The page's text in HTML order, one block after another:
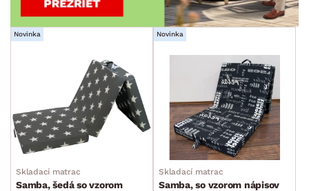
Novinka
Skladací matrac
Samba, šedá so vzorom
Novinka
Skladací matrac
Samba, so vzorom nápisov